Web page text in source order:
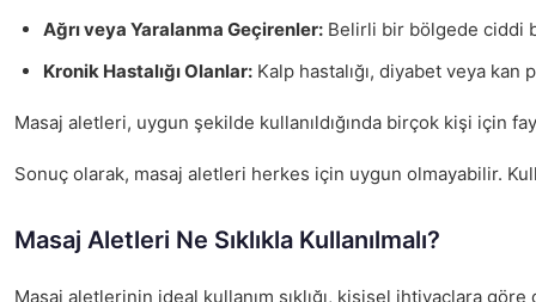
Ağrı veya Yaralanma Geçirenler: Belirli bir bölgede ciddi
Kronik Hastalığı Olanlar: Kalp hastalığı, diyabet veya kan
Masaj aletleri, uygun şekilde kullanıldığında birçok kişi için
Sonuç olarak, masaj aletleri herkes için uygun olmayabilir.
Masaj Aletleri Ne Sıklıkla Kullanılmalı?
Masaj aletlerinin ideal kullanım sıklığı, kişisel ihtiyaçlara